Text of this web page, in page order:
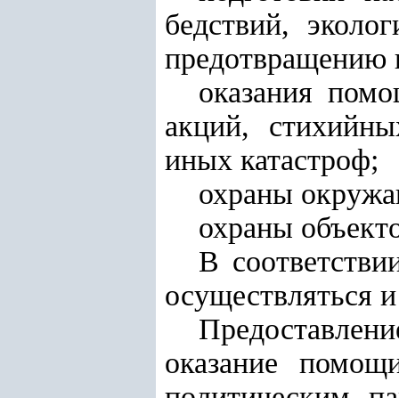
бедствий,
предотвращению
оказания
акций,
иных катастроф;
охраны
охраны
В
осуществляться
оказание